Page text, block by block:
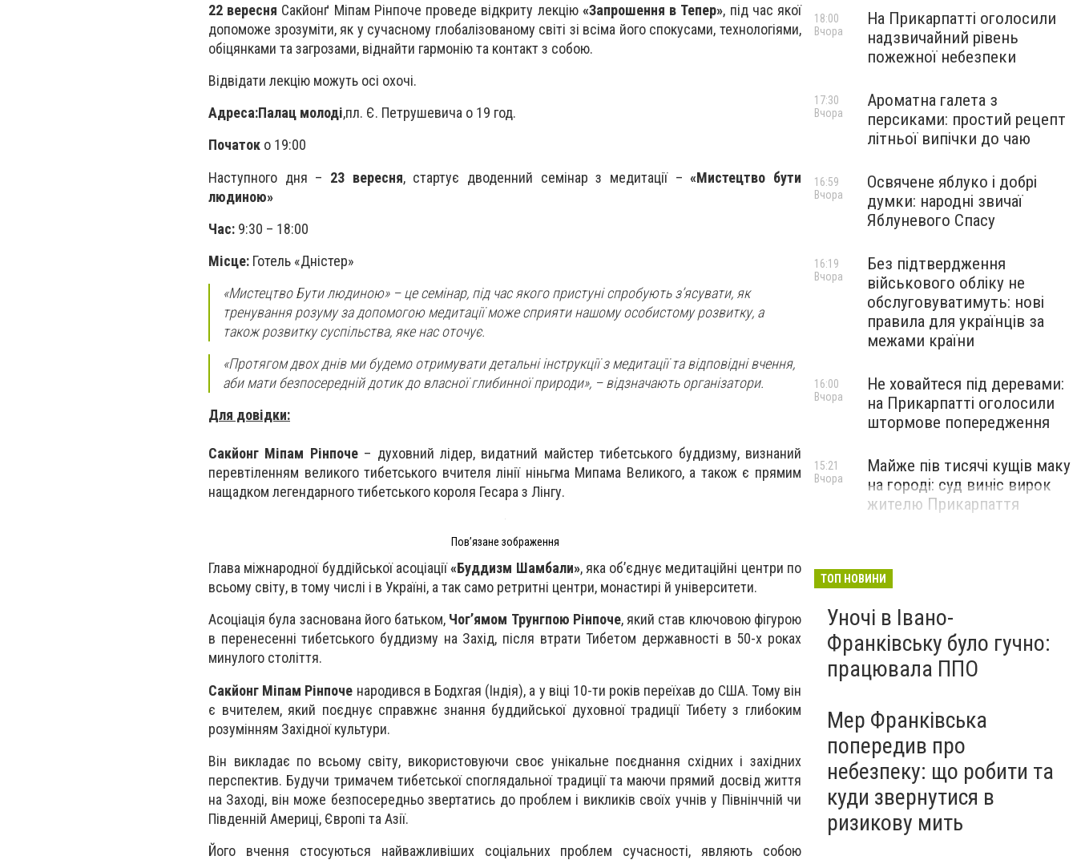
22 вересня Сакйонґ Міпам Рінпоче проведе відкриту лекцію «Запрошення в Тепер», під час якої
допоможе зрозуміти, як у сучасному глобалізованому світі зі всіма його спокусами, технологіями,
обіцянками та загрозами, віднайти гармонію та контакт з собою.
Відвідати лекцію можуть осі охочі.
Адреса:Палац молоді,пл. Є. Петрушевича о 19 год.
Початок о 19:00
Наступного дня – 23 вересня, стартує дводенний семінар з медитації –«Мистецтво бути
людиною»
Час: 9:30 – 18:00
Місце: Готель «Дністер»
«Мистецтво Бути людиною» – це семінар, під час якого пристуні спробують з’ясувати, як
тренування розуму за допомогою медитації може сприяти нашому особистому розвитку, а
також розвитку суспільства, яке нас оточує.
«Протягом двох днів ми будемо отримувати детальні інструкції з медитації та відповідні вчення,
аби мати безпосередній дотик до власної глибинної природи», – відзначають організатори.
Для довідки:
Сакйонг Міпам Рінпоче– духовний лідер, видатний майстер тибетського буддизму, визнаний
перевтіленням великого тибетського вчителя лінії ніньгма Мипама Великого, а також є прямим
нащадком легендарного тибетського короля Гесара з Лінгу.
Пов’язане зображення
Глава міжнародної буддійської асоціації«Буддизм Шамбали», яка об’єднує медитаційні центри по
всьому світу, в тому числі і в Україні, а так само ретритні центри, монастирі й університети.
Асоціація була заснована його батьком, Чог’ямом Трунгпою Рінпоче, який став ключовою фігурою
в перенесенні тибетського буддизму на Захід, після втрати Тибетом державності в 50-х роках
минулого століття.
Сакйонг Міпам Рінпоче народився в Бодхгая (Індія), а у віці 10-ти років переїхав до США. Тому він
є вчителем, який поєднує справжнє знання буддийської духовної традиції Тибету з глибоким
розумінням Західної культури.
Він викладає по всьому світу, використовуючи своє унікальне поєднання східних і західних
перспектив. Будучи тримачем тибетської споглядальної традиції та маючи прямий досвід життя
на Заході, він може безпосередньо звертатись до проблем і викликів своїх учнів у Півнінчній чи
Південній Америці, Європі та Азії.
Його вчення стосуються найважливіших соціальних проблем сучасності, являють собою
На Прикарпатті оголосили
надзвичайний рівень
пожежної небезпеки
18:00
Вчора
Ароматна галета з
персиками: простий рецепт
літньої випічки до чаю
17:30
Вчора
Освячене яблуко і добрі
думки: народні звичаї
Яблуневого Спасу
16:59
Вчора
Без підтвердження
військового обліку не
обслуговуватимуть: нові
правила для українців за
межами країни
16:19
Вчора
Не ховайтеся під деревами:
на Прикарпатті оголосили
штормове попередження
16:00
Вчора
Майже пів тисячі кущів маку
на городі: суд виніс вирок
жителю Прикарпаття
15:21
Вчора
ТОП НОВИНИ
Уночі в Івано-
Франківську було гучно:
працювала ППО
Мер Франківська
попередив про
небезпеку: що робити та
куди звернутися в
ризикову мить